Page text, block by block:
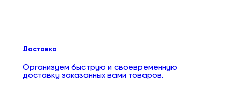
Доставка
Организуем быструю и своевременную
доставку заказанных вами товаров.